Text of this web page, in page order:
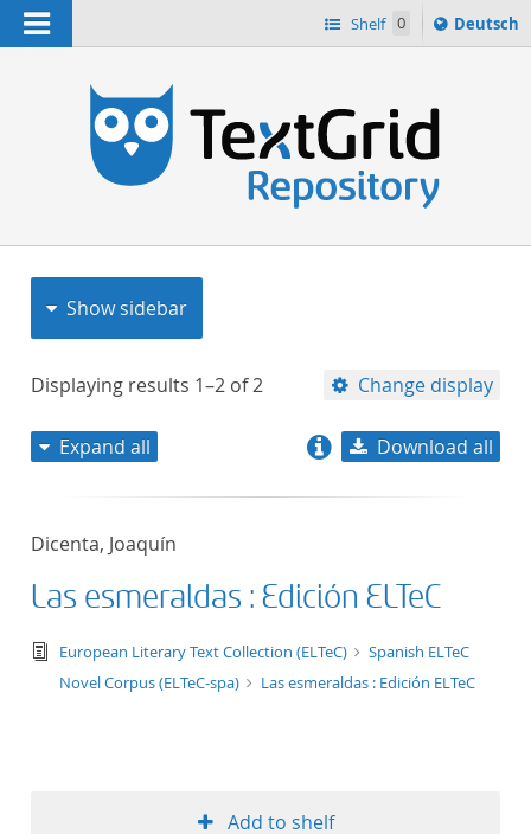
Navigation Shelf 0
Sprache
ï¿½ndern
Deutsch
Show sidebar
Displaying results 1–2 of2 Change display
title descending
format ascending
Expand all Download all
Dicenta, Joaquín
Las esmeraldas : Edición ELTeC
text/tg.edition+tg.aggregation+xml
European Literary Text Collection (ELTeC)
Spanish ELTeC
Novel Corpus (ELTeC-spa)
Las esmeraldas : Edición ELTeC
Add to shelf